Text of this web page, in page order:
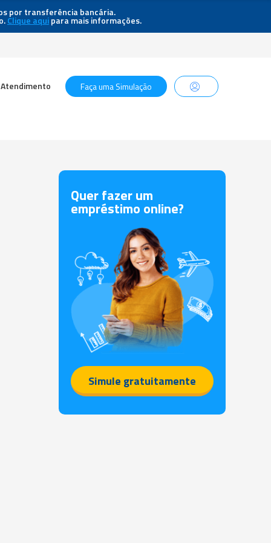
por transferência bancária.
Clique aquipara mais informações.
Atendimento Faça uma Simulação
Quer fazer um
empréstimo online?
Simule gratuitamente